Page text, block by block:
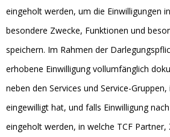
eingeholt werden, um die Einwilligungen
besondere Zwecke, Funktionen und
speichern. Im Rahmen der
erhobene Einwilligung vollumfänglich
neben den Services und Service-
eingewilligt hat, und falls Einwilligung
eingeholt werden, in welche TCF